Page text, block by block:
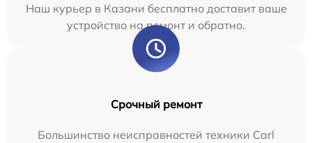
Наш курьер в Казани бесплатно доставит ваше
устройство на ремонт и обратно.
Срочный ремонт
Большинство неисправностей техники Carl